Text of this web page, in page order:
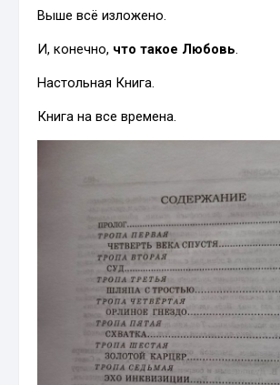
Выше всё изложено.
И, конечно, что такое Любовь.
Настольная Книга.
Книга на все времена.